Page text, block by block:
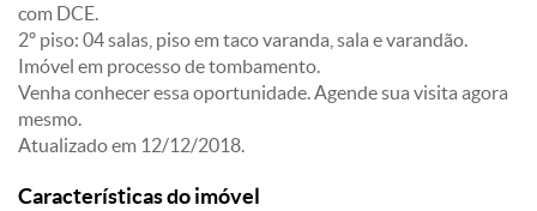
com DCE.
2º piso: 04 salas, piso em taco varanda, sala e varandão.
Imóvel em processo de tombamento.
Venha conhecer essa oportunidade. Agende sua visita agora
mesmo.
Atualizado em 12/12/2018.
Características do imóvel